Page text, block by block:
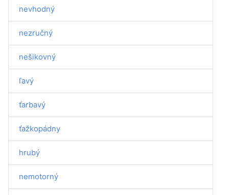
nevhodný
nezručný
nešikovný
ľavý
ťarbavý
ťažkopádny
hrubý
nemotorný